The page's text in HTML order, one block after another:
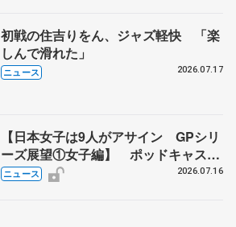
初戦の住吉りをん、ジャズ軽快 「楽
しんで滑れた」
ニュース 2026.07.17
【日本女子は9人がアサイン GPシリ
ーズ展望①女子編】 ポッドキャスト
#72を配信
ニュース 2026.07.16